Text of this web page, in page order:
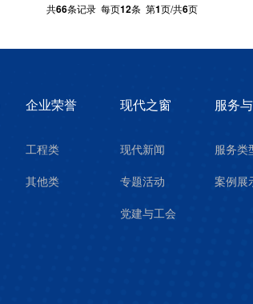
共66条记录 每页12条 第1页/共6页
企业荣誉
工程类
其他类
现代之窗
现代新闻
专题活动
党建与工会
服务
服务类
案例展